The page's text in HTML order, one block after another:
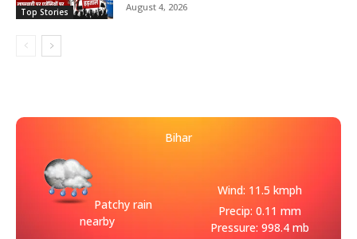
Top Stories August 4, 2026
Bihar
Patchy rain
nearby
Wind: 11.5 kmph
Precip: 0.11 mm
Pressure: 998.4 mb